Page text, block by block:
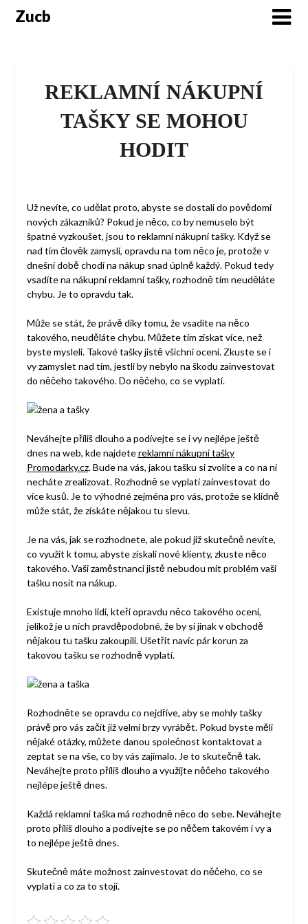
SkipZucb
REKLAMNÍ NÁKUPNÍ
TAŠKY SE MOHOU
HODIT
Už nevíte, co udělat proto, abyste se dostali do povědomí
nových zákazníků? Pokud je něco, co by nemuselo být
špatné vyzkoušet, jsou to reklamní nákupní tašky. Když se
nad tím člověk zamyslí, opravdu na tom něco je, protože v
dnešní době chodí na nákup snad úplně každý. Pokud tedy
vsadíte na nákupní reklamní tašky, rozhodně tím neuděláte
chybu. Je to opravdu tak.
Může se stát, že právě díky tomu, že vsadíte na něco
takového, neuděláte chybu. Můžete tím získat více, než
byste mysleli. Takové tašky jistě všichni ocení. Zkuste se i
vy zamyslet nad tím, jestli by nebylo na škodu zainvestovat
do něčeho takového. Do něčeho, co se vyplatí.
Neváhejte příliš dlouho a podívejte se i vy nejlépe ještě
dnes na web, kde najdetereklamní nákupní tašky
Promodarky.cz. Bude na vás, jakou tašku si zvolíte a co na ni
necháte zrealizovat. Rozhodně se vyplatí zainvestovat do
více kusů. Je to výhodné zejména pro vás, protože se klidně
může stát, že získáte nějakou tu slevu.
Je na vás, jak se rozhodnete, ale pokud již skutečně nevíte,
co využít k tomu, abyste získali nové klienty, zkuste něco
takového. Vaši zaměstnanci jistě nebudou mít problém vaši
tašku nosit na nákup.
Existuje mnoho lidí, kteří opravdu něco takového ocení,
jelikož je u nich pravděpodobné, že by si jinak v obchodě
nějakou tu tašku zakoupili. Ušetřit navíc pár korun za
takovou tašku se rozhodně vyplatí.
Rozhodněte se opravdu co nejdříve, aby se mohly tašky
právě pro vás začít již velmi brzy vyrábět. Pokud byste měli
nějaké otázky, můžete danou společnost kontaktovat a
zeptat se na vše, co by vás zajímalo. Je to skutečně tak.
Neváhejte proto příliš dlouho a využijte něčeho takového
nejlépe ještě dnes.
Každá reklamní taška má rozhodně něco do sebe. Neváhejte
proto příliš dlouho a podívejte se po něčem takovém i vy a
to nejlépe ještě dnes.
Skutečně máte možnost zainvestovat do něčeho, co se
vyplatí a co za to stojí.